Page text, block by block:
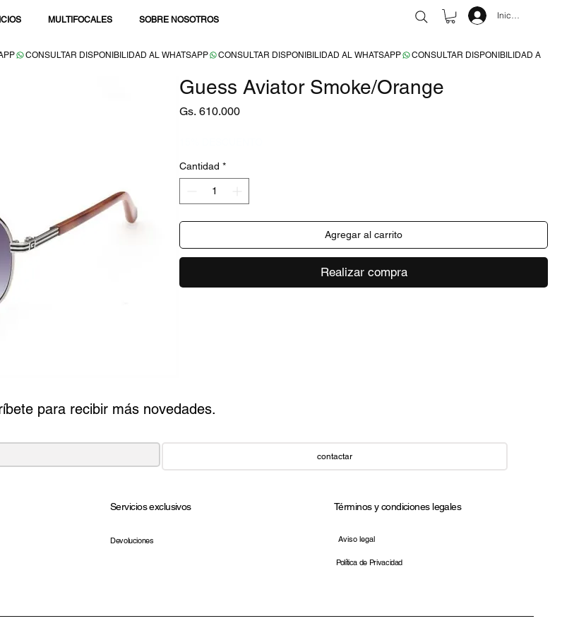
MULTIFOCALES SOBRE NOSOTROS Iniciar sesión
Guess Aviator Smoke/Orange
Gs. 610.000Precio
Cantidad *
Agregar al carrito
Realizar compra
Servicios exclusivos
Devoluciones
Términos y condiciones legales​
Aviso legal
Política de Privacidad
para recibir más novedades.
contactar